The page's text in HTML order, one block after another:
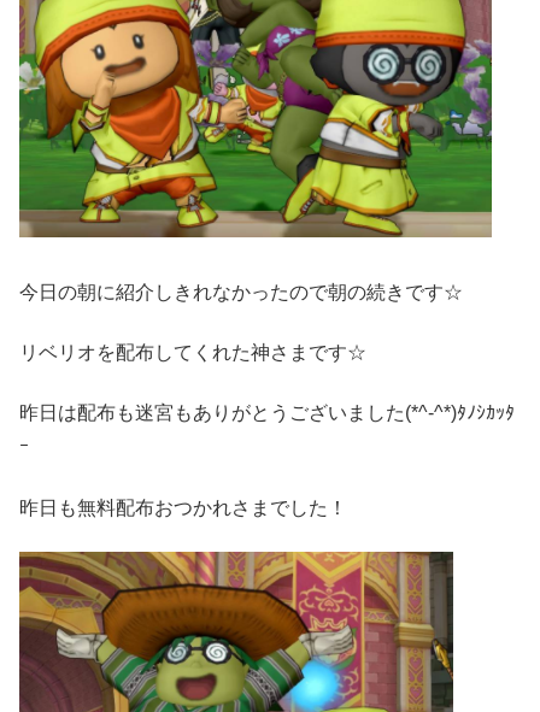
今日の朝に紹介しきれなかったので朝の続きです☆
リベリオを配布してくれた神さまです☆
昨日は配布も迷宮もありがとうございました(*^-^*)ﾀﾉｼｶｯﾀ
ｰ
昨日も無料配布おつかれさまでした！